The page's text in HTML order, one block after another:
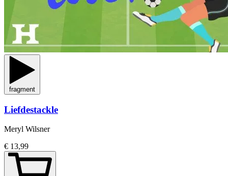
fragment
Liefdestackle
Meryl Wilsner
€ 13,99